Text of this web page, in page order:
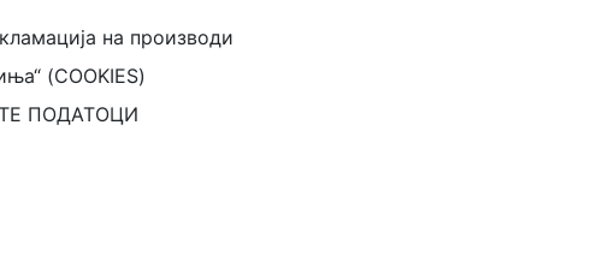
на производи
(COOKIES)
ПОДАТОЦИ